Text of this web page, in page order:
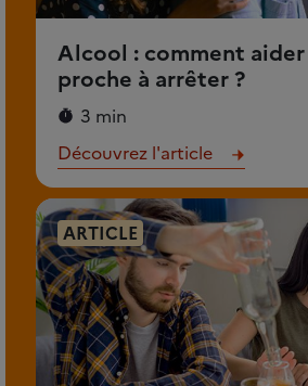
Alcool : comment
proche à arrêter ?
3 min
Découvrez l'article
ARTICLE